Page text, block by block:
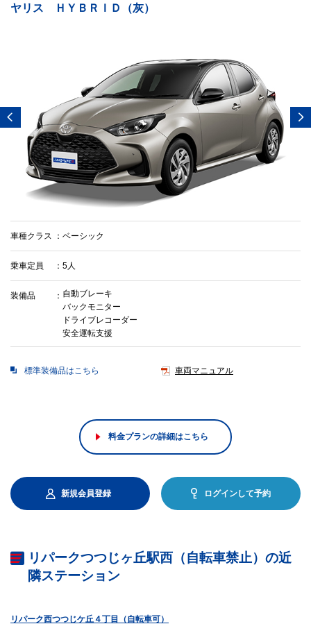
ヤリス ＨＹＢＲＩＤ（灰）
車種クラス ベーシック
乗車定員 5人
装備品
自動ブレーキ
バックモニター
ドライブレコーダー
安全運転支援
標準装備品はこちら 車両マニュアル
料金プランの詳細はこちら
新規会員登録 ログインして予約
リパークつつじヶ丘駅西（自転車禁止）の近
隣ステーション
リパーク西つつじケ丘４丁目（自転車可）